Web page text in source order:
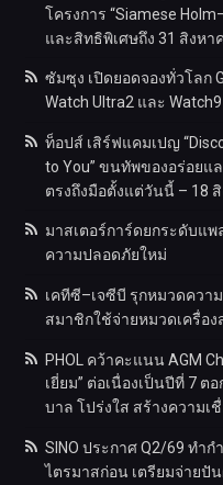
โครงการ “Siamese
และสิทธิพิเศษถึง 31 สิงหา
ซัมซุง เปิดยอดจองทั่วโลก
Watch Ultra2 และ
ท็อปส์ เสิร์ฟแคมเปญ
to You” ขนทัพของอร่อยแ
ตรงถึงมือตั้งแต่วันนี้ – 18
มาสเตอร์การ์ดยกระดับแ
ความปลอดภัยใหม่
เคทีซี–เจซีบี รุกหมวดควา
สมาชิกใช้จ่ายหมวดเครื่อง
PHOL คว้าคะแนน AGM
เยี่ยม” ต่อเนื่องเป็นปีที่ 7
บาล โปร่งใส สร้างความเ
SINO ประกาศ Q2/69 ทำ
ไตรมาสก่อน เตรียมจ่ายปั